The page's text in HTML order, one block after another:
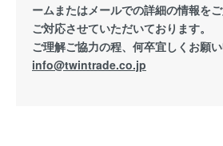
ームまたはメールでの詳細の情報を
ご対応させていただいております。
ご理解ご協力の程、何卒宜しくお願い
info@twintrade.co.jp